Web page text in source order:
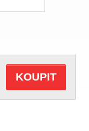
KOUPIT